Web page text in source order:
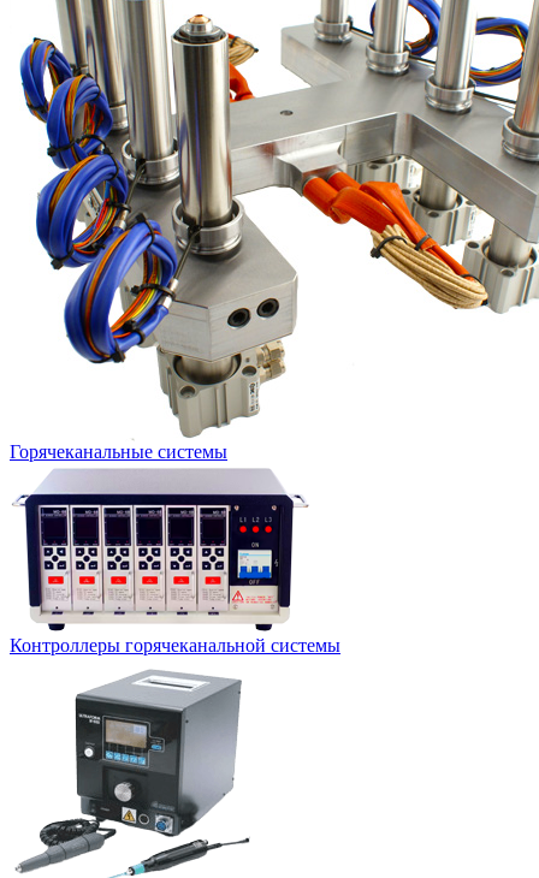
Горячеканальные системы
Контроллеры горячеканальной системы